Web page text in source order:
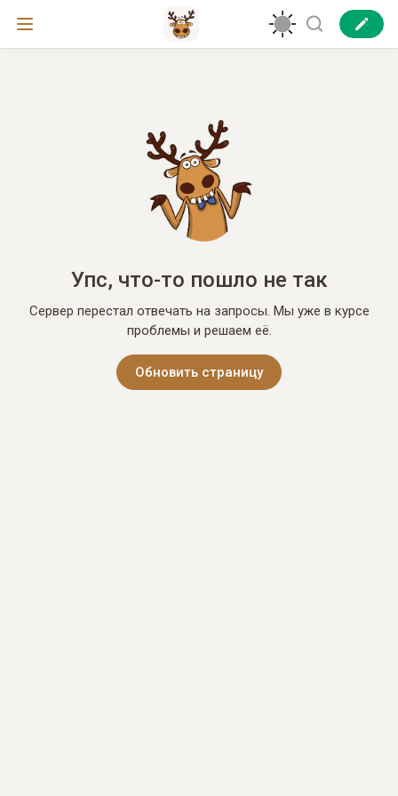
Упс, что-то пошло не так
Сервер перестал отвечать на запросы. Мы уже в курсе
проблемы и решаем её.
Обновить страницу